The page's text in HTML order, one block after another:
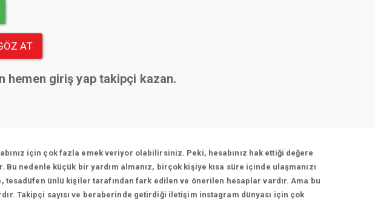
AT
giriş yap takipçi kazan.
için çok fazla emek veriyor olabilirsiniz. Peki, hesabınız hak ettiği değere
nedenle küçük bir yardım almanız, birçok kişiye kısa süre içinde ulaşmanızı
ünlü kişiler tarafından fark edilen ve önerilen hesaplar vardır. Ama bu
Takipçi sayısı ve beraberinde getirdiği iletişim instagram dünyası için çok